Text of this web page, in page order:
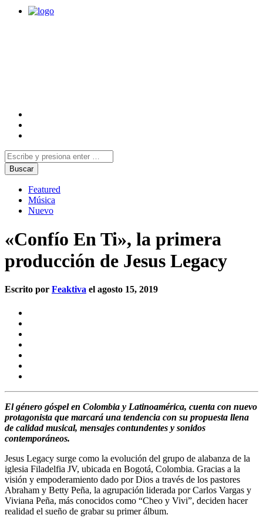
Featured
Música
Nuevo
«Confío En Ti», la primera
producción de Jesus Legacy
Escrito por Feaktiva el agosto 15, 2019
El género góspel en Colombia y Latinoamérica, cuenta con nuevo
protagonista que marcará una tendencia con su propuesta llena
de calidad musical, mensajes contundentes y sonidos
contemporáneos.
Jesus Legacy surge como la evolución del grupo de alabanza de la
iglesia Filadelfia JV, ubicada en Bogotá, Colombia. Gracias a la
visión y empoderamiento dado por Dios a través de los pastores
Abraham y Betty Peña, la agrupación liderada por Carlos Vargas y
Viviana Peña, más conocidos como “Cheo y Vivi”, deciden hacer
realidad el sueño de grabar su primer álbum.